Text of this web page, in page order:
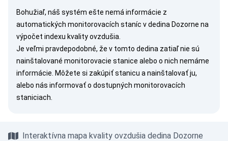
Bohužiaľ, náš systém ešte nemá informácie z
automatických monitorovacích staníc v dedina Dozorne na
výpočet indexu kvality ovzdušia.
Je veľmi pravdepodobné, že v tomto dedina zatiaľ nie sú
nainštalované monitorovacie stanice alebo o nich nemáme
informácie. Môžete si zakúpiť stanicu a nainštalovať ju,
alebo nás informovaťo dostupných monitorovacích
staniciach.
Interaktívna mapa kvality ovzdušia dedina Dozorne